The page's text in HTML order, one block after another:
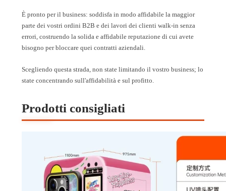
È pronto per il business: soddisfa in modo affidabile la maggior
parte dei vostri ordini B2B e dei lavori dei clienti walk-in senza
errori, costruendo la solida e affidabile reputazione di cui avete
bisogno per bloccare quei contratti aziendali.
Scegliendo questa strada, non state limitando il vostro business; lo
state concentrando sull'affidabilità e sul profitto.
Prodotti consigliati